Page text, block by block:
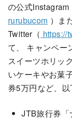
の公式Instagram
rurubucom ）ま
Twitter（ https://
て、 キャンペー
スイーツホリッ
いケーキやお菓
券5万円など、
JTB旅行券